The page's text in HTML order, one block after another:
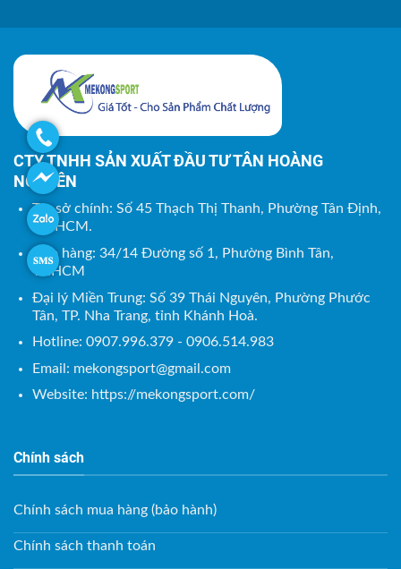
CTY TNHH SẢN XUẤT ĐẦU TƯ TÂN HOÀNG
NGUYÊN
Trụ sở chính: Số 45 Thạch Thị Thanh, Phường Tân Định,
TP. HCM.
Kho hàng: 34/14 Đường số 1, Phường Bình Tân,
TP.HCM
Đại lý Miền Trung: Số 39 Thái Nguyên, Phường Phước
Tân, TP. Nha Trang, tỉnh Khánh Hoà.
Hotline: 0907.996.379 - 0906.514.983
Email: mekongsport@gmail.com
Website: https://mekongsport.com/
Chính sách
Chính sách mua hàng (bảo hành)
Chính sách thanh toán